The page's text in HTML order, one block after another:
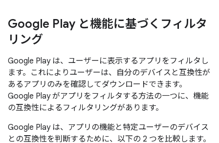
Google Play と機能に基づくフィルタ
リング
Google Play は、ユーザーに表示するアプリをフィルタし
ます。これによりユーザーは、自分のデバイスと互換性が
あるアプリのみを確認してダウンロードできます。
Google Play がアプリをフィルタする方法の一つに、機能
の互換性によるフィルタリングがあります。
Google Play は、アプリの機能と特定ユーザーのデバイス
との互換性を判断するために、以下の 2 つを比較します。